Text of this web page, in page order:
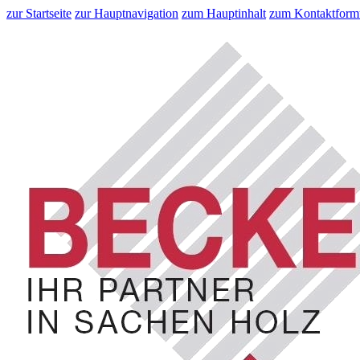
zur Startseite zur Hauptnavigation zum Hauptinhalt zum